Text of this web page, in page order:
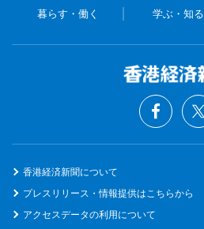
暮らす・働く 学ぶ・知る
香港経済新聞について
プレスリリース・情報提供はこちらから
アクセスデータの利用について